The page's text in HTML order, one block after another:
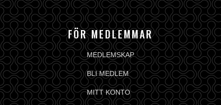
FÖR MEDLEMMAR
MEDLEMSKAP
BLI MEDLEM
MITT KONTO